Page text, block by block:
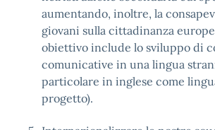
aumentando, inoltre, la
giovani sulla cittadinanza
obiettivo include lo sviluppo di
comunicative in una lingua
particolare in inglese come
progetto).